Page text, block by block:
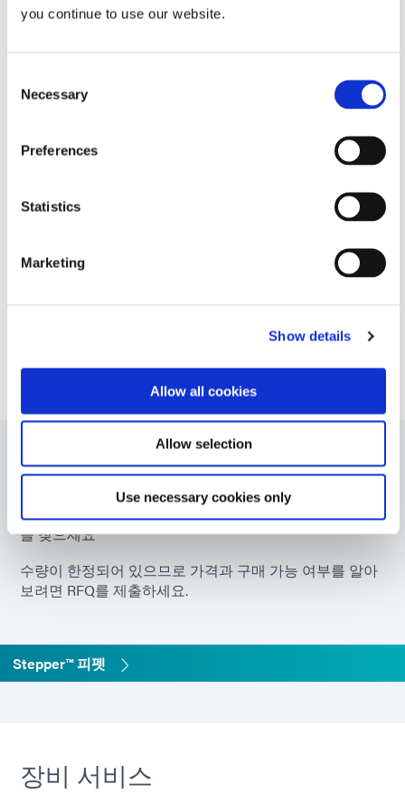
you continue to use our website.
Selection
Necessary
Preferences
Statistics
Marketing
Show details
Allow all cookies
Allow selection
Use necessary cookies only
부품 번호
프로젝트에 대한 완벽한 솔루션을 구축하거나 교체 부품
을 찾으세요
수량이 한정되어 있으므로 가격과 구매 가능 여부를 알아
보려면 RFQ를 제출하세요.
Stepper™ 피펫
장비 서비스